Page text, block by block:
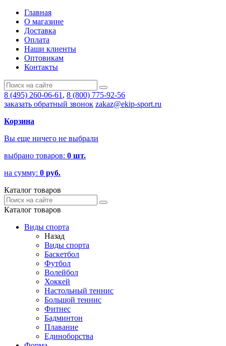
Главная
О магазине
Доставка
Оплата
Наши клиенты
Оптовикам
Контакты
8 (495) 260-06-61 , 8 (800) 775-92-56
заказать обратный звонок zakaz@ekip-sport.ru
Корзина
Вы еще ничего не выбрали
выбрано товаров: 0 шт.
на сумму: 0 руб.
Каталог товаров
Каталог товаров
Виды спорта
Назад
Виды спорта
Баскетбол
Футбол
Волейбол
Хоккей
Настольный теннис
Большой теннис
Фитнес
Бадминтон
Плавание
Единоборства